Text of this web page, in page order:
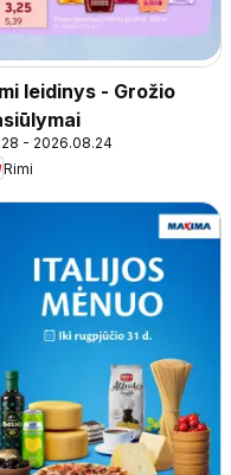
leidinys - Grožio
- 2026.08.24
Rimi